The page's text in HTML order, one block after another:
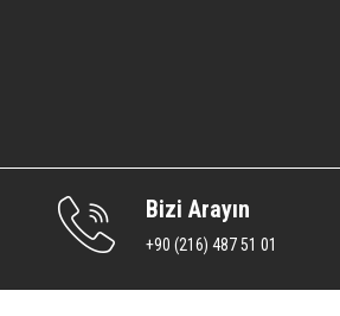
Bizi Arayın
+90 (216) 487 51 01